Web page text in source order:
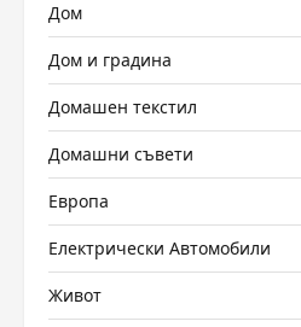
Дом
Дом и градина
Домашен текстил
Домашни съвети
Европа
Електрически Автомобили
Живот